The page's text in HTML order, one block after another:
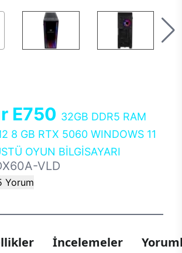
E750 32GB DDR5 RAM
8 GB RTX 5060 WINDOWS 11
OYUN BİLGİSAYARI
VLD
Yorum
İncelemeler